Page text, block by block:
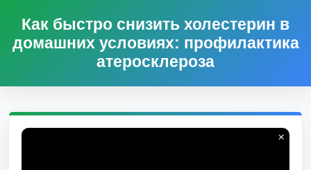
Как быстро снизить холестерин в
домашних условиях: профилактика
атеросклероза